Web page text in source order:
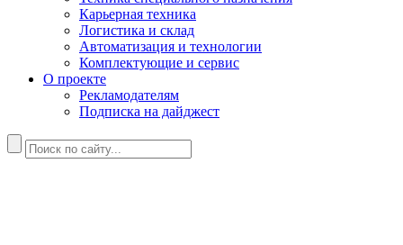
Карьерная техника
Логистика и склад
Автоматизация и технологии
Комплектующие и сервис
О проекте
Рекламодателям
Подписка на дайджест